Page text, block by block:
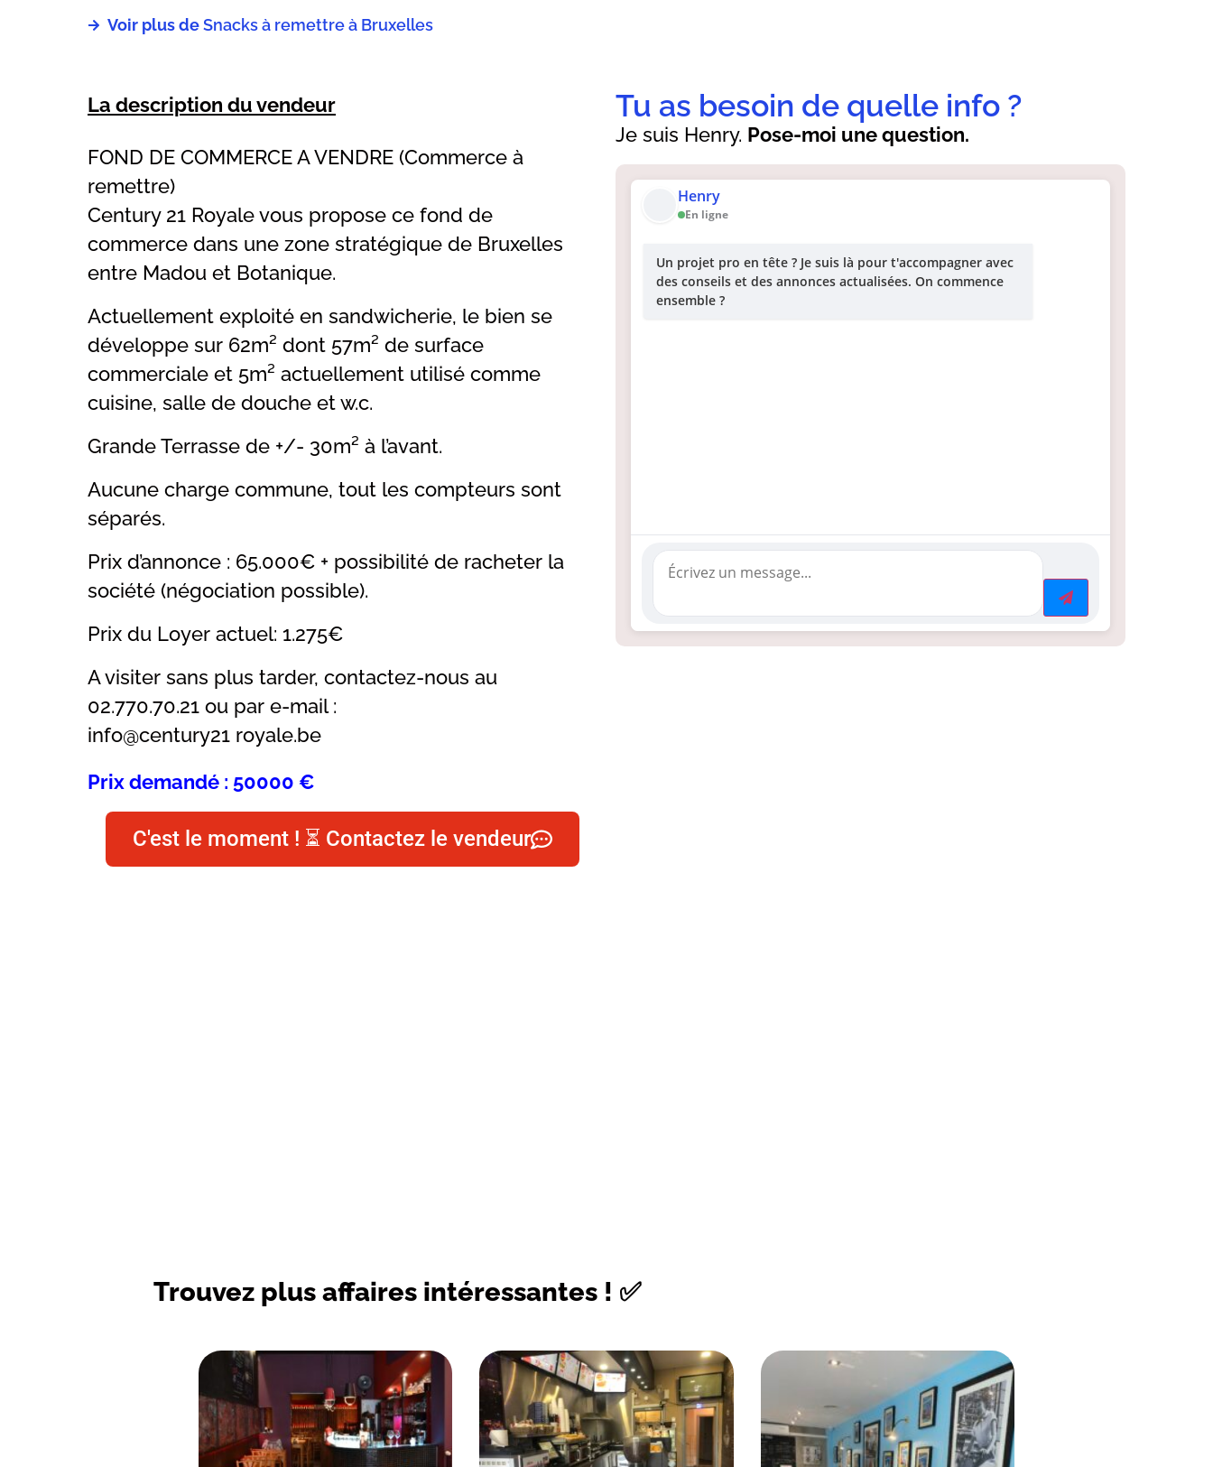
Voir plus deSnacks à remettre à Bruxelles
La description du vendeur
FOND DE COMMERCE A VENDRE (Commerce à
remettre)
Century 21 Royale vous propose ce fond de
commerce dans une zone stratégique de Bruxelles
entre Madou et Botanique.
Actuellement exploité en sandwicherie, le bien se
développe sur 62m² dont 57m² de surface
commerciale et 5m² actuellement utilisé comme
cuisine, salle de douche et w.c.
Grande Terrasse de +/- 30m² à l’avant.
Aucune charge commune, tout les compteurs sont
séparés.
Prix d’annonce : 65.000€ + possibilité de racheter la
société (négociation possible).
Prix du Loyer actuel: 1.275€
A visiter sans plus tarder, contactez-nous au
02.770.70.21 ou par e-mail :
info@century21 royale.be
Prix demandé : 50000 €
C'est le moment ! ⏳ Contactez le vendeur
Henry
En ligne
Un projet pro en tête ? Je suis là pour t'accompagner avec
des conseils et des annonces actualisées. On commence
ensemble ?
Je suis Henry. Pose-moi une question.
Tu as besoin de quelle info ?
Trouvez plus affaires intéressantes ! ✅